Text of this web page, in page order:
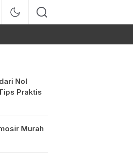
Nol
Praktis
Murah